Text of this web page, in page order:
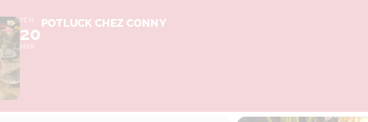
VEN
20
MAR
POTLUCK CHEZ CONNY